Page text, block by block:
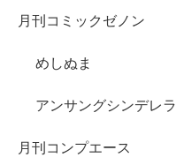
月刊コミックゼノン
めしぬま
アンサングシンデレラ
月刊コンプエース